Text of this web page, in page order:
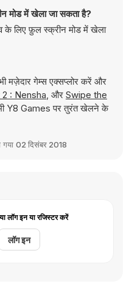
मोड में खेला जा सकता है?
लिए फ़ुल स्क्रीन मोड में खेला
मज़ेदार गेम्स एक्सप्लोर करें और
: Nensha, और Swipe the
Y8 Games पर तुरंत खेलने के
गया 02 दिसंबर 2018
लॉग इन या रजिस्टर करें
लॉग इन